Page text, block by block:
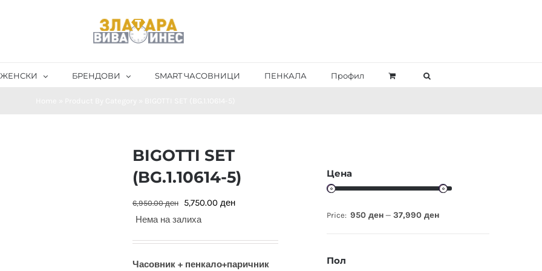
ЖЕНСКИ БРЕНДОВИ SMART ЧАСОВНИЦИ ПЕНКАЛА Профил
BIGOTTI SET
(BG.1.10614-5)
6,950.00ден
Original
price
5,750.00 денCurrent
Нема на залиха
Часовник + пенкало+паричник
Цена
Price: 950 ден— 37,990 ден
Пол